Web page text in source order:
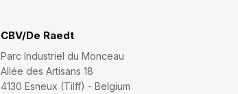
CBV/De Raedt
Parc Industriel du Monceau
Allée des Artisans 18
4130 Esneux (Tilff) - Belgium